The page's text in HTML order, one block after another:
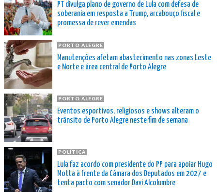
PT divulga plano de governo de Lula com defesa de
soberania em resposta a Trump, arcabouço fiscal e
promessa de rever emendas
PORTO ALEGRE
Manutenções afetam abastecimento nas zonas Leste
e Norte e área central de Porto Alegre
PORTO ALEGRE
Eventos esportivos, religiosos e shows alteram o
trânsito de Porto Alegre neste fim de semana
POLÍTICA
Lula faz acordo com presidente do PP para apoiar Hugo
Motta à frente da Câmara dos Deputados em 2027 e
tenta pacto com senador Davi Alcolumbre